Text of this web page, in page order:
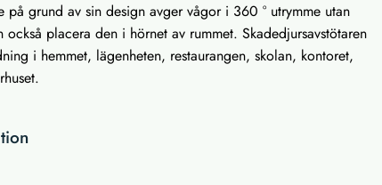
på grund av sin design avger vågor i 360 ° utrymme utan
också placera den i hörnet av rummet. Skadedjursavstötaren
i hemmet, lägenheten, restaurangen, skolan, kontoret,